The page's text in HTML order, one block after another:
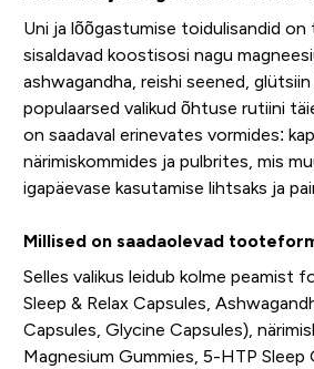
Uni ja lõõgastumise toidulisandid
sisaldavad koostisosi nagu
ashwagandha, reishi seened,
populaarsed valikud õhtuse rutiini
on saadaval erinevates vormides:
närimiskommides ja pulbrites, mis
igapäevase kasutamise lihtsaks ja
Millised on saadaolevad
Selles valikus leidub kolme peamist
Sleep & Relax Capsules,
Capsules, Glycine Capsules),
Magnesium Gummies, 5-HTP Sleep